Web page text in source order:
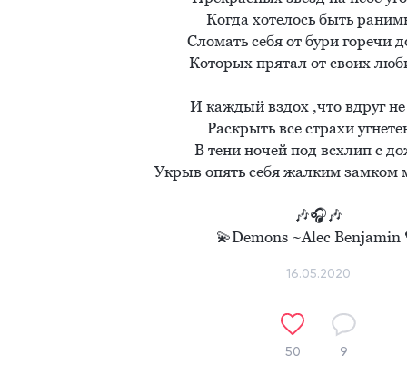
Когда хотелось быть
Сломать себя от бури горечи
Которых прятал от своих
И каждый вздох ,что вдруг
Раскрыть все страхи
В тени ночей под всхлип с
Укрыв опять себя жалким замком
🎶🎧🎶
💫Demons ~Alec Benjamin
16.05.2020
50 9